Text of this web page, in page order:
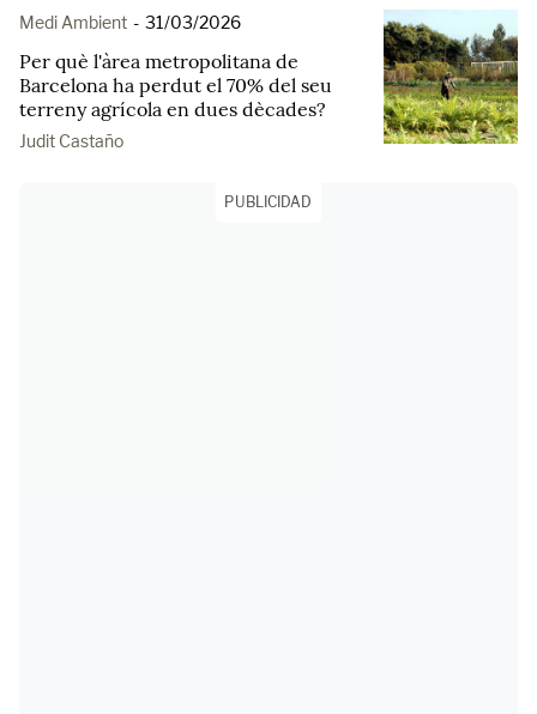
Medi Ambient - 31/03/2026
Per què l'àrea metropolitana de
Barcelona ha perdut el 70% del seu
terreny agrícola en dues dècades?
Judit Castaño
PUBLICIDAD